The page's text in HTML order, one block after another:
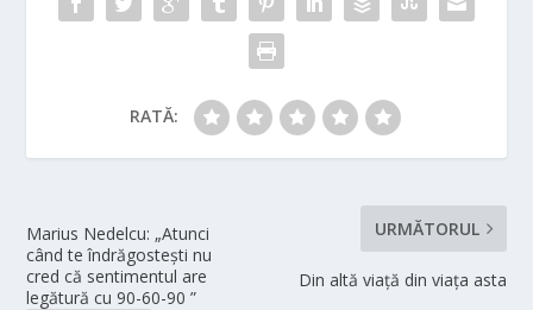
RATĂ:
Marius Nedelcu: „Atunci
când te îndrăgosteşti nu
cred că sentimentul are
legătură cu 90-60-90 ”
URMĂTORUL
Din altă viață din viața asta